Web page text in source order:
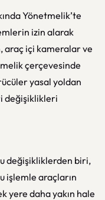
Yönetmelik’te
izin alarak
içi kameralar ve
çerçevesinde
yasal yoldan
değişiklikleri
değişikliklerden biri,
işlemle araçların
yere daha yakın hale